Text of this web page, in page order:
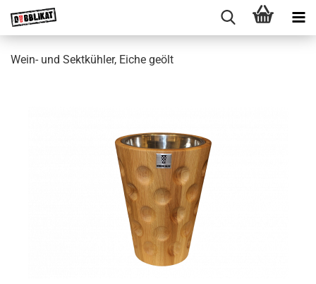
Wein- und Sektkühler, Eiche geölt